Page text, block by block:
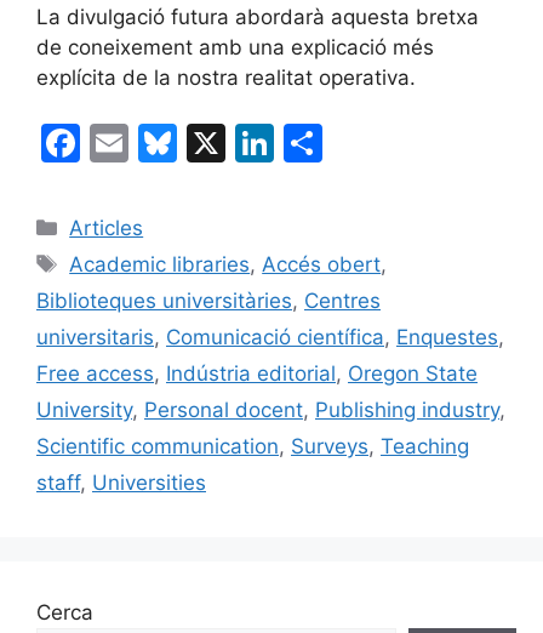
La divulgació futura abordarà aquesta bretxa
de coneixement amb una explicació més
explícita de la nostra realitat operativa.
F
c
e
b
o
o
k
E
ai
l
Bl
s
k
y
X
Li
e
dI
n
p
ar
te
ix
Categories
Articles
Etiquetes
Academic libraries,Accés obert,
Biblioteques universitàries, Centres
universitaris, Comunicació científica, Enquestes,
Free access, Indústria editorial, Oregon State
University, Personal docent, Publishing industry,
Scientific communication, Surveys, Teaching
staff, Universities
Cerca